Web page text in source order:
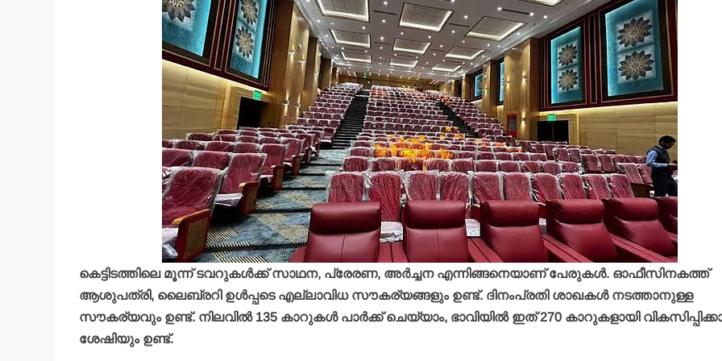
കെട്ടിടത്തിലെ മൂന്ന് ടവറുകള്‍ക്ക് സാഥന, പ്രേരണ, അര്‍ച്ചന എന്നിങ്ങനെയാണ് പേരുകള്‍. ഓഫീസിനകത്ത്
ആശുപത്രി, ലൈബ്രറി ഉള്‍പ്പടെ എല്ലാവിധ സൗകര്യങ്ങളും ഉണ്ട്. ദിനംപ്രതി ശാഖകള്‍ നടത്താനുള്ള
സൗകര്യവും ഉണ്ട്. നിലവില്‍ 135 കാറുകള്‍ പാര്‍ക്ക് ചെയ്യാം, ഭാവിയില്‍ ഇത് 270 കാറുകളായി
ശേഷിയും ഉണ്ട്.